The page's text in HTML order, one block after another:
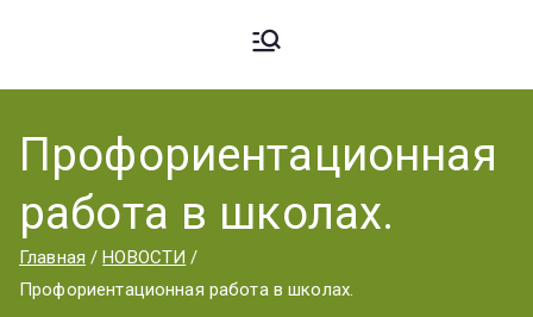
Ардато
вский
Аграрн
аграрный
техникум».
Профориентационная
работа в школах.
Главная
НОВОСТИ
Профориентационная работа в школах.